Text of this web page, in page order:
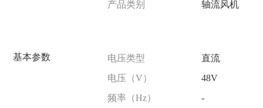
产品类别
轴流风机
基本参数 电压类型
直流
电压（V）
48V
频率（Hz）
-